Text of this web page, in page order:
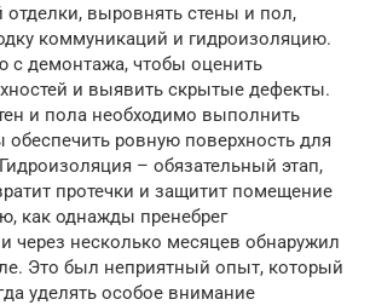
отделки, выровнять стены и пол,
коммуникаций и гидроизоляцию.
с демонтажа, чтобы оценить
и выявить скрытые дефекты.
и пола необходимо выполнить
обеспечить ровную поверхность для
– обязательный этап,
протечки и защитит помещение
как однажды пренебрег
через несколько месяцев обнаружил
Это был неприятный опыт, который
уделять особое внимание